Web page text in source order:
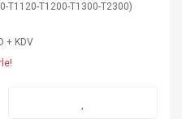
T1120-T1200-T1300-T2300)
+ KDV